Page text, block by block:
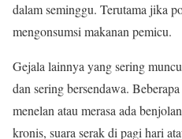
dalam seminggu. Terutama jika
mengonsumsi makanan pemicu.
Gejala lainnya yang sering
dan sering bersendawa.
menelan atau merasa ada
kronis, suara serak di pagi hari